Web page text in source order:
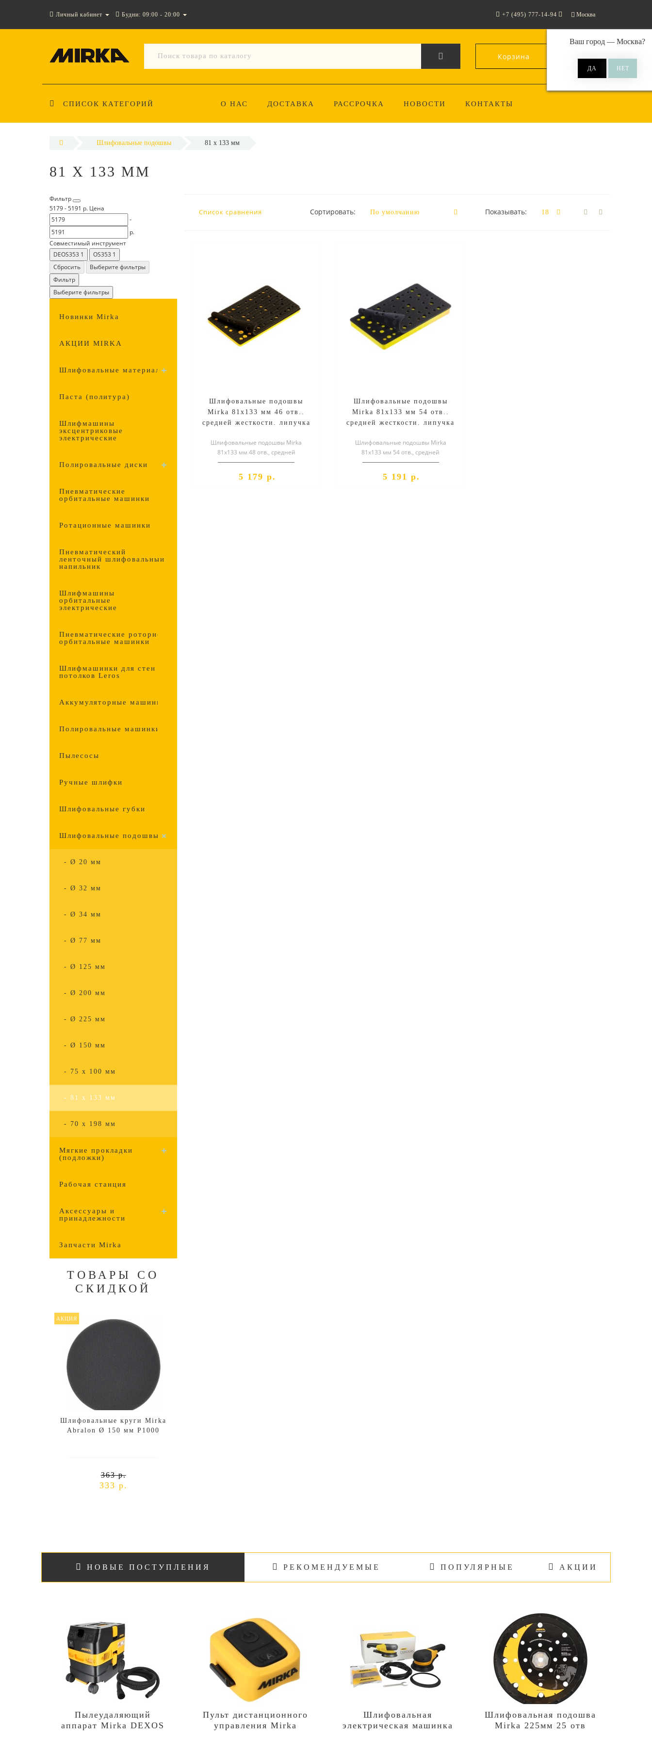
Личный кабинет Будни: 09:00 - 20:00 Москва
Ваш город — Москва?
+7 (495) 777-14-94
Корзина 0
СПИСОК КАТЕГОРИЙ О НАС ДОСТАВКА РАССРОЧКА НОВОСТИ КОНТАКТЫ
Шлифовальные подошвы 81 x 133 мм
81 X 133 ММ
Фильтр
5179-5191 р. Цена
-
р.
Совместимый инструмент
DEOS353 1 OS353 1
Сбросить
Выберите фильтры
Фильтр
Выберите фильтры
Новинки Mirka
АКЦИИ MIRKA
Шлифовальные материалы
Паста (политура)
Шлифмашины
эксцентриковые
электрические
Полировальные диски
Пневматические
орбитальные машинки
Ротационные машинки
Пневматический
ленточный шлифовальный
напильник
Шлифмашины
орбитальные
электрические
Пневматические роторно-
орбитальные машинки
Шлифмашинки для стен и
потолков Leros
Аккумуляторные машинки
Полировальные машинки
Пылесосы
Ручные шлифки
Шлифовальные губки
Шлифовальные подошвы
- Ø 20 мм
- Ø 32 мм
- Ø 34 мм
- Ø 77 мм
- Ø 125 мм
- Ø 200 мм
- Ø 225 мм
- Ø 150 мм
- 75 x 100 мм
- 81 x 133 мм
- 70 x 198 мм
Мягкие прокладки
(подложки)
Рабочая станция
Аксессуары и
принадлежности
Запчасти Mirka
ТОВАРЫ СО
СКИДКОЙ
АКЦИЯ
Шлифовальные круги Mirka
Abralon Ø 150 мм P1000
363 р.
333 р.
Список сравнения Сортировать: Показывать:
Шлифовальные подошвы
Mirka 81х133 мм 46 отв..
средней жесткости. липучка
Шлифовальные подошвы Mirka
81х133 мм 48 отв., средней
жесткости, липучка Арт. №
5 179 р.
Шлифовальные подошвы
Mirka 81х133 мм 54 отв..
средней жесткости. липучка
Шлифовальные подошвы Mirka
81х133 мм 54 отв., средней
жесткости, липучка Арт. №
5 191 р.
НОВЫЕ ПОСТУПЛЕНИЯ РЕКОМЕНДУЕМЫЕ ПОПУЛЯРНЫЕ АКЦИИ
Пылеудаляющий
аппарат Mirka DEXOS
Пульт дистанционного
управления Mirka
Шлифовальная
электрическая машинка
Шлифовальная подошва
Mirka 225мм 25 отв